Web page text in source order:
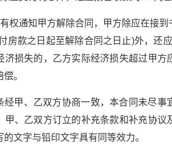
权通知甲方解除合同，甲方除应在接
房款之日起至解除合同之日止)外，还
济损失的，乙方实际经济损失超过甲
。
经甲、乙双方协商一致，本合同未尽
甲、乙双方订立的补充条款和补充协
的文字与铅印文字具有同等效力。